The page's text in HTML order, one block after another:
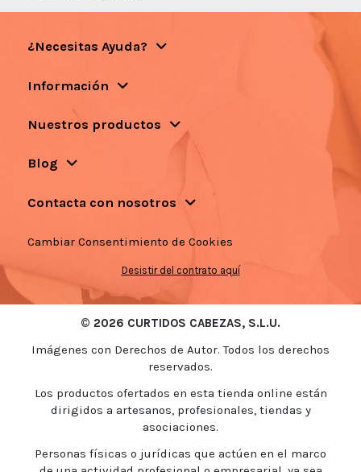
¿Necesitas Ayuda?
Información
Nuestros productos
Blog
Contacta con nosotros
Cambiar Consentimiento de Cookies
Desistir del contrato aquí
© 2026 CURTIDOS CABEZAS, S.L.U.
Imágenes con Derechos de Autor. Todos los derechos
reservados.
Los productos ofertados en esta tienda online están
dirigidos a artesanos, profesionales, tiendas y
asociaciones.
Personas físicas o jurídicas que actúen en el marco